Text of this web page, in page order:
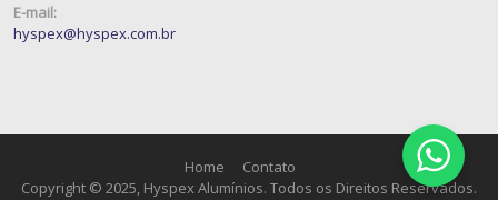
E-mail:
hyspex@hyspex.com.br
Home
Contato
Copyright © 2025, Hyspex Alumínios. Todos os Direitos Reservados.